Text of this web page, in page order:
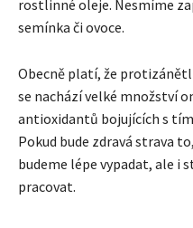
rostlinné oleje. Nesmíme
semínka či ovoce.
Obecně platí, že
se nachází velké množství
antioxidantů bojujících s
Pokud bude zdravá strava
budeme lépe vypadat, ale i
pracovat.